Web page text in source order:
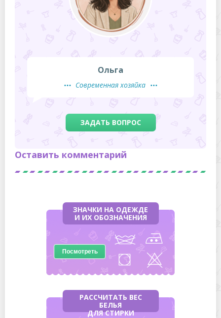
Ольга
Современная хозяйка
ЗАДАТЬ ВОПРОС
Оставить комментарий
ЗНАЧКИ НА ОДЕЖДЕ
И ИХ ОБОЗНАЧЕНИЯ
Посмотреть
РАССЧИТАТЬ ВЕС
БЕЛЬЯ
ДЛЯ СТИРКИ